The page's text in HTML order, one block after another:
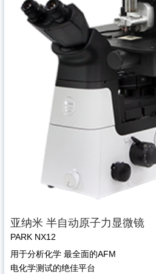
亚纳米 半自动原子力显微镜
PARK NX12
用于分析化学 最全面的AFM
电化学测试的绝佳平台